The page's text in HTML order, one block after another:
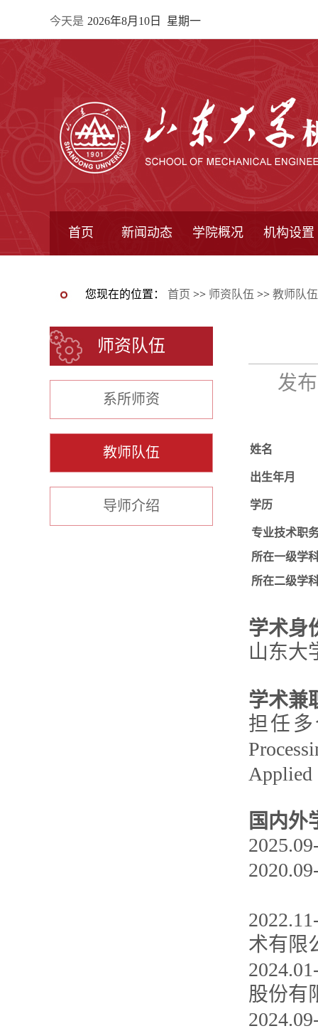
今天是 2026年8月10日 星期一
首页 新闻动态 学院概况 机构设置
您现在的位置： 首页 >> 师资队伍 >> 教师队伍
师资队伍
系所师资
教师队伍
导师介绍
发
姓名
出生年月
学历
专业技术职
所在一级学
所在二级学
学术身
山东大
学术兼
担任
Applied
国内外
术有限
股份有